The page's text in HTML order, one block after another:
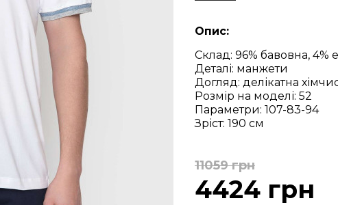
Опис:
Склад: 96% бавовна, 4%
Деталі: манжети
Догляд: делікатна
Розмір на моделі: 52
Параметри: 107-83-94
Зріст: 190 см
11059 грн
4424 грн